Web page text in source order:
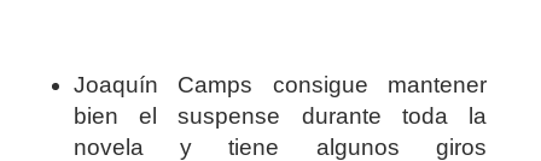
Joaquín Camps consigue mantener
bien el suspense durante toda la
novela y tiene algunos giros